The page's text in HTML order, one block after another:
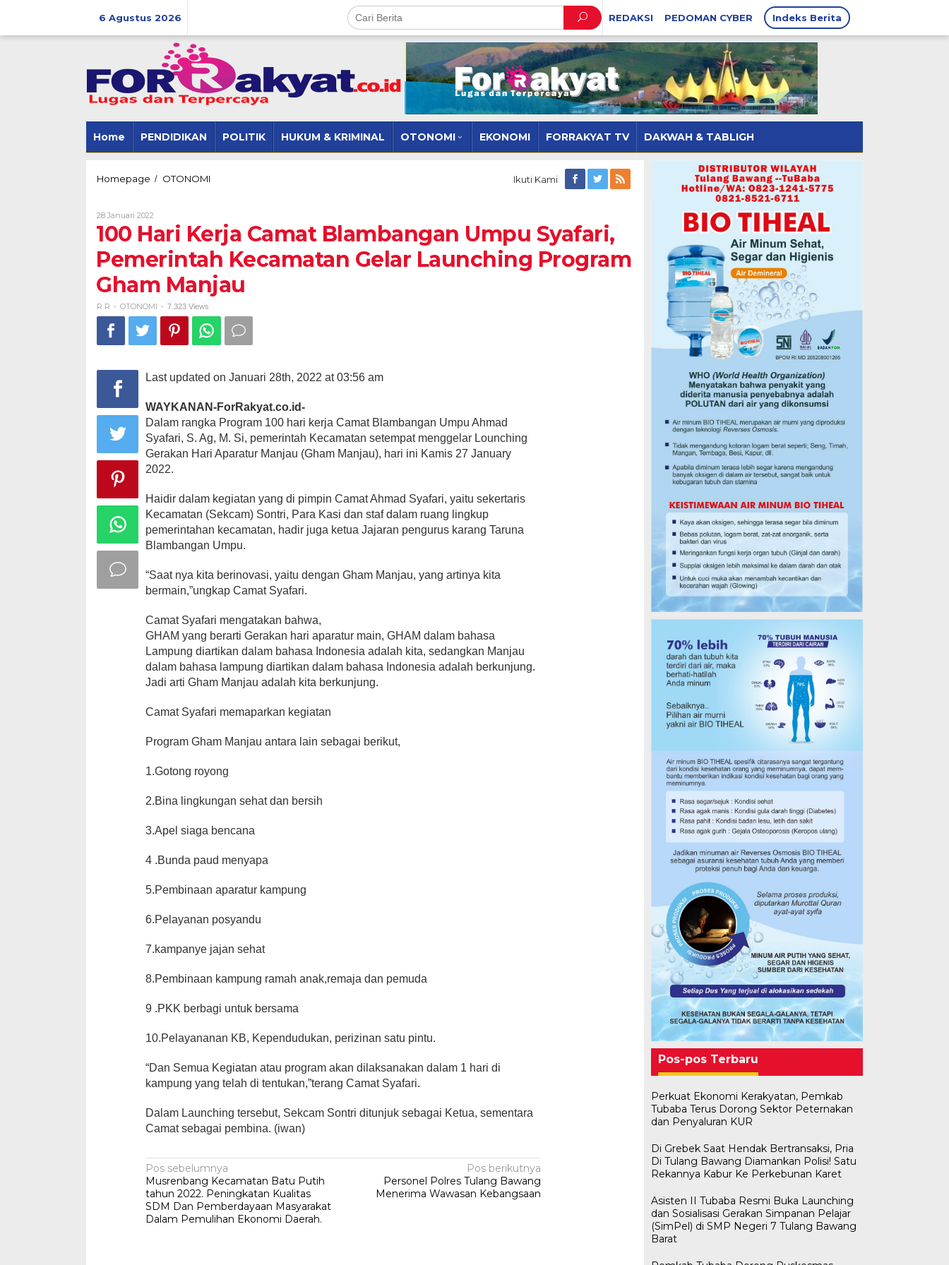
6 Agustus 2026 REDAKSI PEDOMAN CYBER Indeks Berita
Home PENDIDIKAN POLITIK HUKUM & KRIMINAL OTONOMI EKONOMI FORRAKYAT TV DAKWAH & TABLIGH
Homepage / OTONOMI
Blambangan
Umpu
Syafari,
Pemerintah
Kecamatan
Gelar
Program
Gham
Manjau
Ikuti Kami
28 Januari 2022
R
100 Hari Kerja Camat Blambangan Umpu Syafari,
Pemerintah Kecamatan Gelar Launching Program
Gham Manjau
R R - OTONOMI - 7.323 Views
Last updated on Januari 28th, 2022 at 03:56 am
WAYKANAN-ForRakyat.co.id-
Dalam rangka Program 100 hari kerja Camat Blambangan Umpu Ahmad
Syafari, S. Ag, M. Si, pemerintah Kecamatan setempat menggelar Lounching
Gerakan Hari Aparatur Manjau (Gham Manjau), hari ini Kamis 27 January
2022.
Haidir dalam kegiatan yang di pimpin Camat Ahmad Syafari, yaitu sekertaris
Kecamatan (Sekcam) Sontri, Para Kasi dan staf dalam ruang lingkup
pemerintahan kecamatan, hadir juga ketua Jajaran pengurus karang Taruna
Blambangan Umpu.
“Saat nya kita berinovasi, yaitu dengan Gham Manjau, yang artinya kita
bermain,”ungkap Camat Syafari.
Camat Syafari mengatakan bahwa,
GHAM yang berarti Gerakan hari aparatur main, GHAM dalam bahasa
Lampung diartikan dalam bahasa Indonesia adalah kita, sedangkan Manjau
dalam bahasa lampung diartikan dalam bahasa Indonesia adalah berkunjung.
Jadi arti Gham Manjau adalah kita berkunjung.
Camat Syafari memaparkan kegiatan
Program Gham Manjau antara lain sebagai berikut,
1.Gotong royong
2.Bina lingkungan sehat dan bersih
3.Apel siaga bencana
4 .Bunda paud menyapa
5.Pembinaan aparatur kampung
6.Pelayanan posyandu
7.kampanye jajan sehat
8.Pembinaan kampung ramah anak,remaja dan pemuda
9 .PKK berbagi untuk bersama
10.Pelayananan KB, Kependudukan, perizinan satu pintu.
“Dan Semua Kegiatan atau program akan dilaksanakan dalam 1 hari di
kampung yang telah di tentukan,”terang Camat Syafari.
Dalam Launching tersebut, Sekcam Sontri ditunjuk sebagai Ketua, sementara
Camat sebagai pembina. (iwan)
Navigasi
pos
Pos sebelumnya
Musrenbang Kecamatan Batu Putih
tahun 2022. Peningkatan Kualitas
SDM Dan Pemberdayaan Masyarakat
Dalam Pemulihan Ekonomi Daerah.
Pos berikutnya
Personel Polres Tulang Bawang
Menerima Wawasan Kebangsaan
Pos-pos Terbaru
Perkuat Ekonomi Kerakyatan, Pemkab
Tubaba Terus Dorong Sektor Peternakan
dan Penyaluran KUR
Di Grebek Saat Hendak Bertransaksi, Pria
Di Tulang Bawang Diamankan Polisi! Satu
Rekannya Kabur Ke Perkebunan Karet
Asisten II Tubaba Resmi Buka Launching
dan Sosialisasi Gerakan Simpanan Pelajar
(SimPel) di SMP Negeri 7 Tulang Bawang
Barat